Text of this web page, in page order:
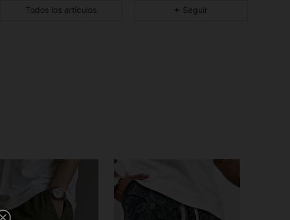
4,87
Todos los artículos Seguir